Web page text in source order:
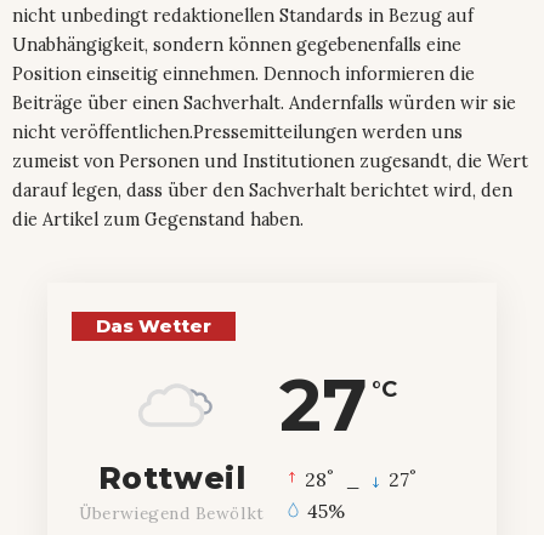
nicht unbedingt redaktionellen Standards in Bezug auf
Unabhängigkeit, sondern können gegebenenfalls eine
Position einseitig einnehmen. Dennoch informieren die
Beiträge über einen Sachverhalt. Andernfalls würden wir sie
nicht veröffentlichen.Pressemitteilungen werden uns
zumeist von Personen und Institutionen zugesandt, die Wert
darauf legen, dass über den Sachverhalt berichtet wird, den
die Artikel zum Gegenstand haben.
Das Wetter
27 °C
Rottweil
Überwiegend Bewölkt
28° 27°
45%